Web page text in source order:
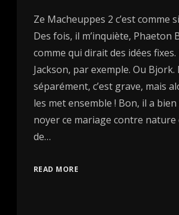
Ze Macheuppes 2 c’est comme
Des fois, il m’inquiète, Phaeton
comme qui dirait des idées fixes.
Jackson, par exemple. Ou Bjork.
séparément, c’est grave, mais
les met ensemble ! Bon, il a bien
noyer ce mariage contre
de…
READ MORE